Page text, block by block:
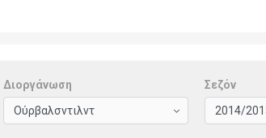
Διοργάνωση
Σεζόν